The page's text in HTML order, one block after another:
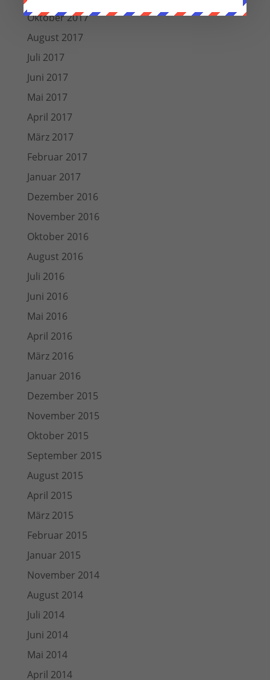
Oktober 2017
August 2017
Juli 2017
Juni 2017
Mai 2017
April 2017
März 2017
Februar 2017
Januar 2017
Dezember 2016
November 2016
Oktober 2016
August 2016
Juli 2016
Juni 2016
Mai 2016
April 2016
März 2016
Januar 2016
Dezember 2015
November 2015
Oktober 2015
September 2015
August 2015
April 2015
März 2015
Februar 2015
Januar 2015
November 2014
August 2014
Juli 2014
Juni 2014
Mai 2014
April 2014